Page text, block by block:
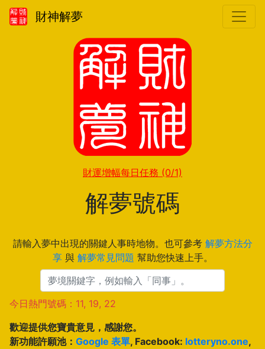
財神解夢
財運增幅每日任務 (0/1)
解夢號碼
請輸入夢中出現的關鍵人事時地物。也可參考 解夢方法分
享與 解夢常見問題 幫助您快速上手。
今日熱門號碼：11, 19, 22
歡迎提供您寶貴意見，感謝您。
新功能許願池： Google 表單, Facebook: lotteryno.one,